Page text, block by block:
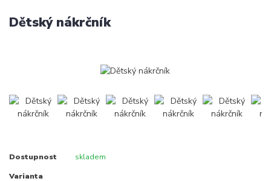
Dětský nákrčník
Dostupnost skladem
Varianta